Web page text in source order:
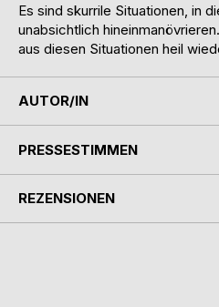
Es sind skurrile Situationen, in
unabsichtlich
aus diesen Situationen heil
AUTOR/IN
PRESSESTIMMEN
REZENSIONEN